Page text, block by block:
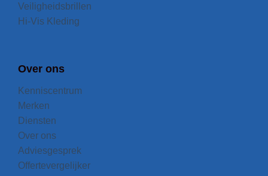
Veiligheidsbrillen
Hi-Vis Kleding
Over ons
Kenniscentrum
Merken
Diensten
Over ons
Adviesgesprek
Offertevergelijker